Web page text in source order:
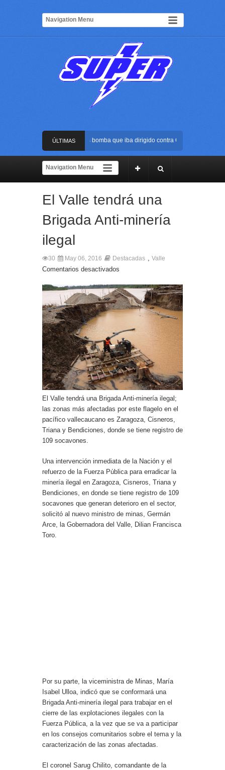
ÚLTIMAS
NOTICIAS
Frustran atentado con bus bomba que iba dirigido contra Cali durante la
La Arena USC será el escenario de la posesión presidencial de Abelardo de
Rápida reacción policial evitó que presunto agresor escapara tras atacar a
Frustran atentado con bus bomba que iba dirigido contra Cali durante la
El Valle tendrá una
Brigada Anti-minería
ilegal
30 May 06, 2016 Destacadas , Valle
Comentarios desactivados
El Valle tendrá una Brigada Anti-minería ilegal;
las zonas más afectadas por este flagelo en el
pacífico vallecaucano es Zaragoza, Cisneros,
Triana y Bendiciones, donde se tiene registro de
109 socavones.
Una intervención inmediata de la Nación y el
refuerzo de la Fuerza Pública para erradicar la
minería ilegal en Zaragoza, Cisneros, Triana y
Bendiciones, en donde se tiene registro de 109
socavones que generan deterioro en el sector,
solicitó al nuevo ministro de minas, Germán
Arce, la Gobernadora del Valle, Dilian Francisca
Toro.
Por su parte, la viceministra de Minas, María
Isabel Ulloa, indicó que se conformará una
Brigada Anti-minería ilegal para trabajar en el
cierre de las explotaciones ilegales con la
Fuerza Pública, a la vez que se va a participar
en los consejos comunitarios sobre el tema y la
caracterización de las zonas afectadas.
El coronel Sarug Chilito, comandante de la